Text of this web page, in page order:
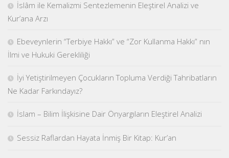
İslâm ile Kemalizmi Sentezlemenin Eleştirel Analizi ve
Kur’ana Arzı
Ebeveynlerin “Terbiye Hakkı” ve “Zor Kullanma Hakkı” nın
İlmi ve Hukuki Gerekliliği
İyi Yetiştirilmeyen Çocukların Topluma Verdiği Tahribatların
Ne Kadar Farkındayız?
İslam – Bilim İlişkisine Dair Önyargıların Eleştirel Analizi
Sessiz Raflardan Hayata İnmiş Bir Kitap: Kur’an